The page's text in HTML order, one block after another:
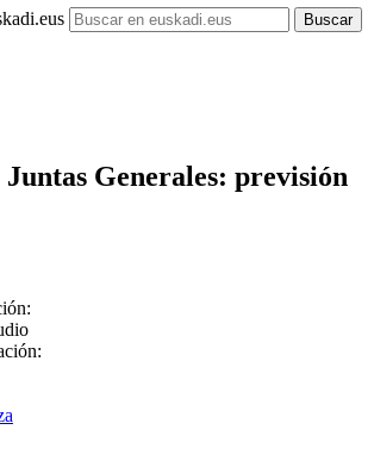
Juntas Generales: previsión